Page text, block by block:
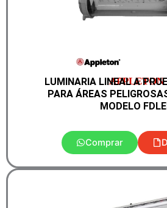
APPLETON
LUMINARIA LINEAL A
PARA ÁREAS
MODELO
Comprar